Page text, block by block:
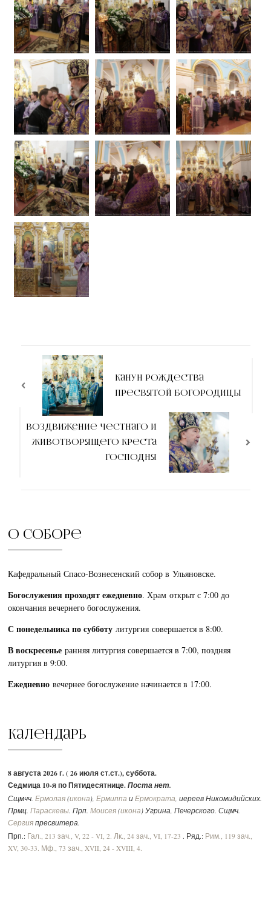
Канун Рождества
Пресвятой Богородицы
Воздвижение Честнаго и
Животворящего Креста
Господня
О соборе
Кафедральный Спасо-Вознесенский собор в Ульяновске.
Богослужения проходят ежедневно. Храм открыт с 7:00 до
окончания вечернего богослужения.
С понедельника по субботулитургия совершается в 8:00.
В воскресеньеранняя литургия совершается в 7:00, поздняя
литургия в 9:00.
Ежедневновечернее богослужение начинается в 17:00.
Календарь
8 августа 2026 г. ( 26 июля ст.ст.), суббота.
Седмица 10-я по Пятидесятнице.Поста нет.
Сщмчч.Ермолая (икона ),Ермиппа иЕрмократа , иереев Никомидийских.
Прмц.Параскевы . Прп.Моисея (икона ) Угрина, Печерского. Сщмч.
Сергия пресвитера.
Прп.: Гал., 213 зач., V, 22 - VI, 2. Лк., 24 зач., VI, 17-23 . Ряд.: Рим., 119 зач.,
XV, 30-33. Мф., 73 зач., XVII, 24 - XVIII, 4.